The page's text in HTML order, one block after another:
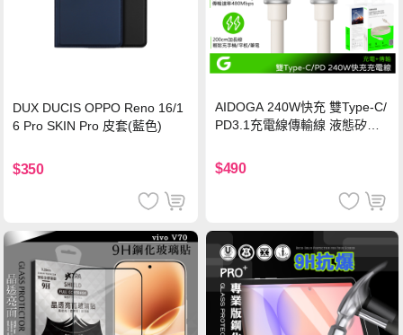
DUX DUCIS OPPO Reno 16/1
6 Pro SKIN Pro 皮套(藍色)
$350
AIDOGA 240W快充 雙Type-C/
PD3.1充電線傳輸線 液態矽膠
機/平板/筆電
$490